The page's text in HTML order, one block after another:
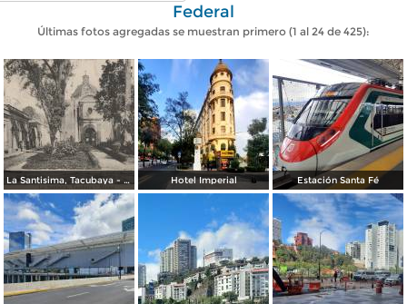
Federal
Últimas fotos agregadas se muestran primero (1 al 24 de 425):
La Santisima, Tacubaya - México Hotel Imperial Estación Santa Fé